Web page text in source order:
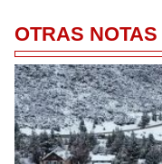
OTRAS NOTAS